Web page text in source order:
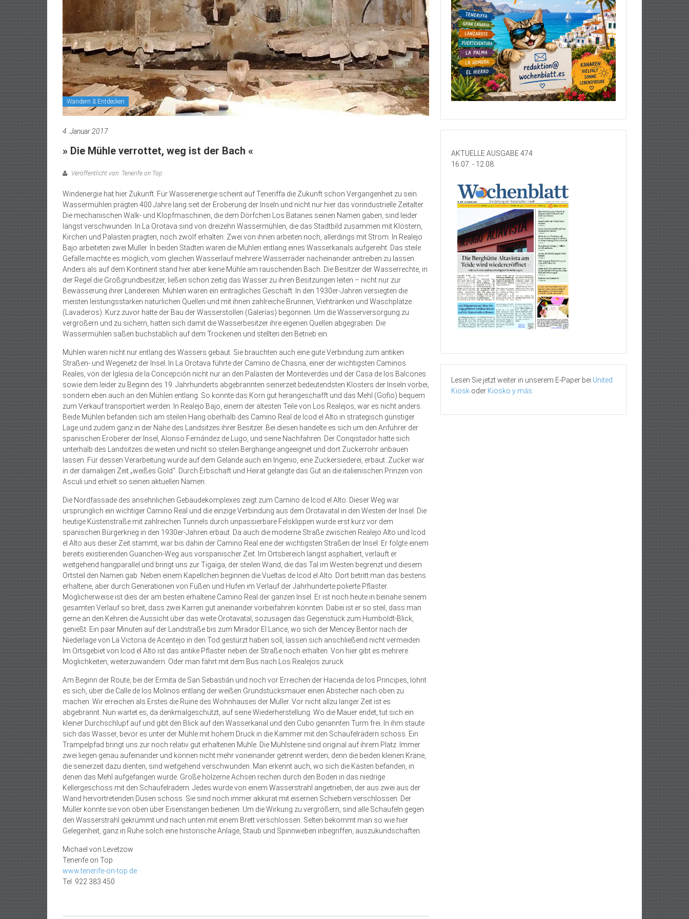
Wandern & Entdecken
4. Januar 2017
» Die Mühle verrottet, weg ist der Bach «
Veröffentlicht von: Tenerife on Top
Windenergie hat hier Zukunft. Für Wasserenergie scheint auf Teneriffa die Zukunft schon Vergangenheit zu sein.
Wassermühlen prägten 400 Jahre lang seit der Eroberung der Inseln und nicht nur hier das vorindustrielle Zeitalter.
Die mechanischen Walk- und Klopfmaschinen, die dem Dörfchen Los Batanes seinen Namen gaben, sind leider
längst verschwunden. In La Orotava sind von dreizehn Wassermühlen, die das Stadtbild zusammen mit Klöstern,
Kirchen und Palästen prägten, noch zwölf erhalten. Zwei von ihnen arbeiten noch, allerdings mit Strom. In Realejo
Bajo arbeiteten zwei Müller. In beiden Städten waren die Mühlen entlang eines Wasserkanals aufgereiht. Das steile
Gefälle machte es möglich, vom gleichen Wasserlauf mehrere Wasserräder nacheinander antreiben zu lassen.
Anders als auf dem Kontinent stand hier aber keine Mühle am rauschenden Bach. Die Besitzer der Wasserrechte, in
der Regel die Großgrundbesitzer, ließen schon zeitig das Wasser zu ihren Besitzungen leiten – nicht nur zur
Bewässerung ihrer Ländereien. Mühlen waren ein einträgliches Geschäft. In den 1930er-Jahren versiegten die
meisten leis­tungsstarken natürlichen Quellen und mit ihnen zahlreiche Brunnen, Viehtränken und Waschplätze
(Lavaderos). Kurz zuvor hatte der Bau der Wasserstollen (Galerías) begonnen. Um die Wasserversorgung zu
vergrößern und zu sichern, hatten sich damit die Wasserbesitzer ihre eigenen Quellen abgegraben. Die
Wassermühlen saßen buchstäblich auf dem Trockenen und stellten den Betrieb ein.
Mühlen waren nicht nur entlang des Wassers gebaut. Sie brauchten auch eine gute Verbindung zum antiken
Straßen- und Wegenetz der Insel. In La Orotava führte der Camino de Chasna, einer der wichtigsten Caminos
Reales, von der Iglesia de la Concepción nicht nur an den Palästen der Monteverdes und der Casa de los Balcones
sowie dem leider zu Beginn des 19. Jahrhunderts abgebrannten seinerzeit bedeutendsten Klos­ters der Inseln vorbei,
sondern eben auch an den Mühlen entlang. So konnte das Korn gut herangeschafft und das Mehl (Gofio) bequem
zum Verkauf transportiert werden. In Realejo Bajo, einem der ältesten Teile von Los Realejos, war es nicht anders.
Beide Mühlen befanden sich am steilen Hang oberhalb des Camino Real de Icod el Alto in strategisch günstiger
Lage und zudem ganz in der Nähe des Landsitzes ihrer Besitzer. Bei diesen handelte es sich um den Anführer der
spanischen Eroberer der Insel, Alonso Fernández de Lugo, und seine Nachfahren. Der Conqistador hatte sich
unterhalb des Landsitzes die weiten und nicht so steilen Berghänge angeeignet und dort Zuckerrohr anbauen
lassen. Für dessen Verarbeitung wurde auf dem Gelände auch ein Ingenio, eine Zuckersiederei, erbaut. Zucker war
in der damaligen Zeit „weißes Gold“. Durch Erbschaft und Heirat gelangte das Gut an die italienischen Prinzen von
Asculi und erhielt so seinen aktuellen Namen.
Die Nordfassade des ansehnlichen Gebäudekomplexes zeigt zum Camino de Icod el Alto. Dieser Weg war
ursprünglich ein wichtiger Camino Real und die einzige Verbindung aus dem Orotavatal in den Westen der Insel. Die
heutige Küstenstraße mit zahlreichen Tunnels durch unpassierbare Felsklippen wurde erst kurz vor dem
spanischen Bürgerkrieg in den 1930er-Jahren erbaut. Da auch die moderne Straße zwischen Realejo Alto und Icod
el Alto aus dieser Zeit stammt, war bis dahin der Camino Real eine der wichtigsten Straßen der Insel. Er folgte einem
bereits existierenden Guanchen-Weg aus vorspanischer Zeit. Im Ortsbereich längst asphaltiert, verläuft er
weitgehend hangparallel und bringt uns zur Tigaiga, der steilen Wand, die das Tal im Westen begrenzt und diesem
Ortsteil den Namen gab. Neben einem Kapellchen beginnen die Vueltas de Icod el Alto. Dort betritt man das bestens
erhaltene, aber durch Generationen von Füßen und Hufen im Verlauf der Jahrhunderte polierte Pflas­ter.
Möglicherweise ist dies der am besten erhaltene Camino Real der ganzen Insel. Er ist noch heute in beinahe seinem
gesamten Verlauf so breit, dass zwei Karren gut aneinander vorbeifahren könnten. Dabei ist er so steil, dass man
gerne an den Kehren die Aussicht über das weite Orotavatal, sozusagen das Gegenstück zum Humboldt-Blick,
genießt. Ein paar Minuten auf der Landstraße bis zum Mirador El Lance, wo sich der Mencey Bentor nach der
Niederlage von La Victoria de Acentejo in den Tod gestürzt haben soll, lassen sich anschließend nicht vermeiden.
Im Ortsgebiet von Icod el Alto ist das antike Pflaster neben der Straße noch erhalten. Von hier gibt es mehrere
Möglichkeiten, weiterzuwandern. Oder man fährt mit dem Bus nach Los Realejos zurück.
Am Beginn der Route, bei der Ermita de San Sebastián und noch vor Erreichen der Hacienda de los Principes, lohnt
es sich, über die Calle de los Molinos entlang der weißen Grundstücksmauer einen Abstecher nach oben zu
machen. Wir erreichen als Erstes die Ruine des Wohnhauses der Müller. Vor nicht allzu langer Zeit ist es
abgebrannt. Nun wartet es, da denkmalgeschützt, auf seine Wiederherstellung. Wo die Mauer endet, tut sich ein
kleiner Durchschlupf auf und gibt den Blick auf den Wasserkanal und den Cubo genannten Turm frei. In ihm staute
sich das Wasser, bevor es unter der Mühle mit hohem Druck in die Kammer mit den Schaufelrädern schoss. Ein
Trampelpfad bringt uns zur noch relativ gut erhaltenen Mühle. Die Mühlsteine sind original auf ihrem Platz. Immer
zwei liegen genau aufeinander und können nicht mehr voneinander getrennt werden; denn die beiden kleinen Kräne,
die seinerzeit dazu dienten, sind weitgehend verschwunden. Man erkennt auch, wo sich die Kästen befanden, in
denen das Mehl aufgefangen wurde. Große hölzerne Achsen reichen durch den Boden in das niedrige
Kellergeschoss mit den Schaufelrädern. Jedes wurde von einem Wasserstrahl angetrieben, der aus zwei aus der
Wand hervortretenden Düsen schoss. Sie sind noch immer akkurat mit eisernen Schiebern verschlossen. Der
Müller konnte sie von oben über Eisenstangen bedienen. Um die Wirkung zu vergrößern, sind alle Schaufeln gegen
den Wasserstrahl gekrümmt und nach unten mit einem Brett verschlossen. Selten bekommt man so wie hier
Gelegenheit, ganz in Ruhe solch eine historische Anlage, Staub und Spinnweben inbegriffen, auszukundschaften.
Michael von Levetzow
Tenerife on Top
www.tenerife-on-top.de
Tel. 922 383 450
AKTUELLE AUSGABE 474
16.07. - 12.08.
Lesen Sie jetzt weiter in unserem E-Paper bei United
Kiosk oder Kiosko y más